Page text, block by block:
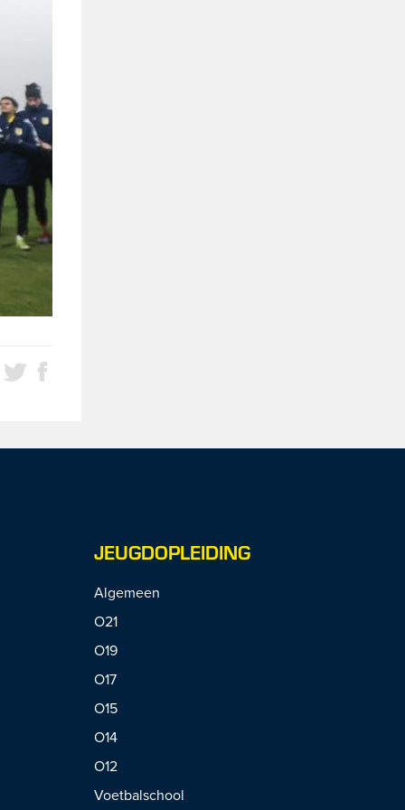
JEUGDOPLEIDING
Algemeen
O21
O19
O17
O15
O14
O12
Voetbalschool